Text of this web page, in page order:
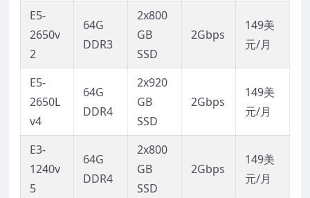
E5-
2650v
2
64G
DDR3
2x800
GB
SSD
2Gbps
149美
元/月
E5-
2650L
v4
64G
DDR4
2x920
GB
SSD
2Gbps
149美
元/月
E3-
1240v
5
64G
DDR4
2x800
GB
SSD
2Gbps
149美
元/月